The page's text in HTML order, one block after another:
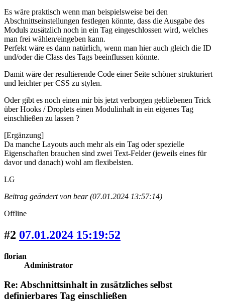
Es wäre praktisch wenn man beispielsweise bei den
Abschnittseinstellungen festlegen könnte, dass die Ausgabe des
Moduls zusätzlich noch in ein Tag eingeschlossen wird, welches
man frei wählen/eingeben kann.
Perfekt wäre es dann natürlich, wenn man hier auch gleich die ID
und/oder die Class des Tags beeinflussen könnte.
Damit wäre der resultierende Code einer Seite schöner strukturiert
und leichter per CSS zu stylen.
Oder gibt es noch einen mir bis jetzt verborgen gebliebenen Trick
über Hooks / Droplets einen Modulinhalt in ein eigenes Tag
einschließen zu lassen ?
[Ergänzung]
Da manche Layouts auch mehr als ein Tag oder spezielle
Eigenschaften brauchen sind zwei Text-Felder (jeweils eines für
davor und danach) wohl am flexibelsten.
LG
Beitrag geändert von bear (07.01.2024 13:57:14)
Offline
#2 07.01.2024 15:19:52
florian
Administrator
Re: Abschnittsinhalt in zusätzliches selbst
definierbares Tag einschließen